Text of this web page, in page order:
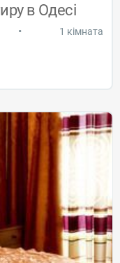
в Одесі
• 1 кімната